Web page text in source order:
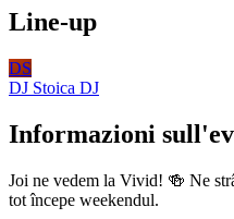
Line-up
DS
DJ Stoica DJ
Informazioni
Joi ne vedem la Vivid! 🍻 Ne
tot începe weekendul.